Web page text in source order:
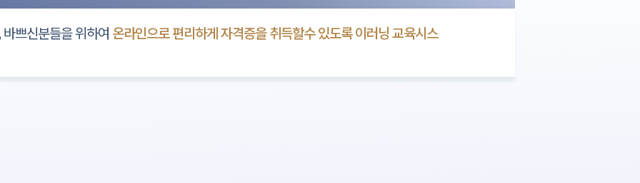
쁘신분들을 위하여 온라인으로 편리하게 자격증을 취득할수 있도록 이러닝 교육시스